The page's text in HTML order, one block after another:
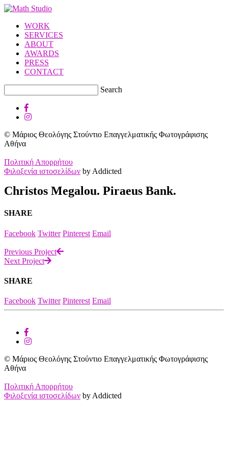
WORK
SERVICES
ABOUT
AWARDS
PRESS
CONTACT
Search
© Μάριος Θεολόγης Στούντιο Επαγγελματικής Φωτογράφισης
Αθήνα
Πολιτική Απορρήτου
Φιλοξενία ιστοσελίδων by Addicted
Christos Megalou. Piraeus Bank.
SHARE
Facebook Twitter Pinterest Email
Previous Project
Next Project
SHARE
Facebook Twitter Pinterest Email
© Μάριος Θεολόγης Στούντιο Επαγγελματικής Φωτογράφισης
Αθήνα
Πολιτική Απορρήτου
Φιλοξενία ιστοσελίδων by Addicted